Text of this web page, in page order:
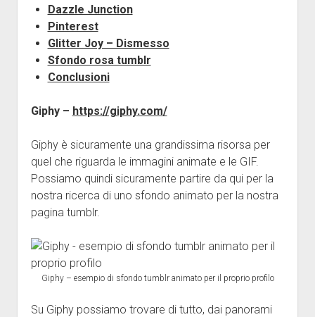
Dazzle Junction
Pinterest
Glitter Joy – Dismesso
Sfondo rosa tumblr
Conclusioni
Giphy – https://giphy.com/
Giphy è sicuramente una grandissima risorsa per
quel che riguarda le immagini animate e le GIF.
Possiamo quindi sicuramente partire da qui per la
nostra ricerca di uno sfondo animato per la nostra
pagina tumblr.
Giphy – esempio di sfondo tumblr animato per il proprio profilo
Su Giphy possiamo trovare di tutto, dai panorami